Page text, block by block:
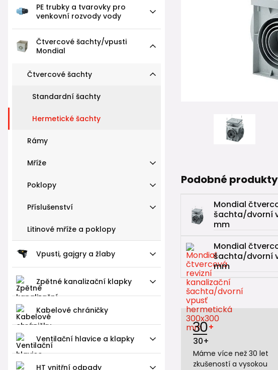
PE trubky a tvarovky pro
venkovní rozvody vody
Čtvercové šachty/vpusti
Mondial
Čtvercové šachty
Standardní šachty
Hermetické šachty
Rámy
Mříže
Poklopy
Příslušenství
Litinové mříže a poklopy
Vpusti, gajgry a žlaby
Zpětné kanalizační klapky
Kabelové chráničky
Ventilační hlavice a klapky
HT vnitřní odpady
Podobné produkty
Mondial
šachta/dvorní
mm
Mondial
šachta/dvorní
mm
30+
Máme více než 30 let
zkušeností a vysokou